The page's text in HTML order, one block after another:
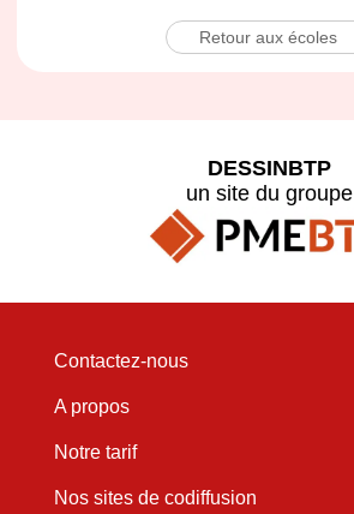
Retour aux écoles
DESSINBTP
un site du groupe
Contactez-nous
A propos
Notre tarif
Nos sites de codiffusion